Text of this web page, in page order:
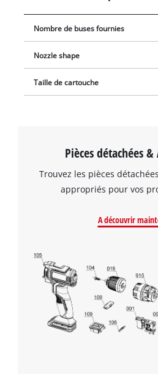
chaque application. Ce lot est
compléter les accessoires
Nombre de buses fournies
Nozzle shape
Taille de cartouche
Pièces détachées &
Trouvez les pièces
appropriés pour vos
A découvrir